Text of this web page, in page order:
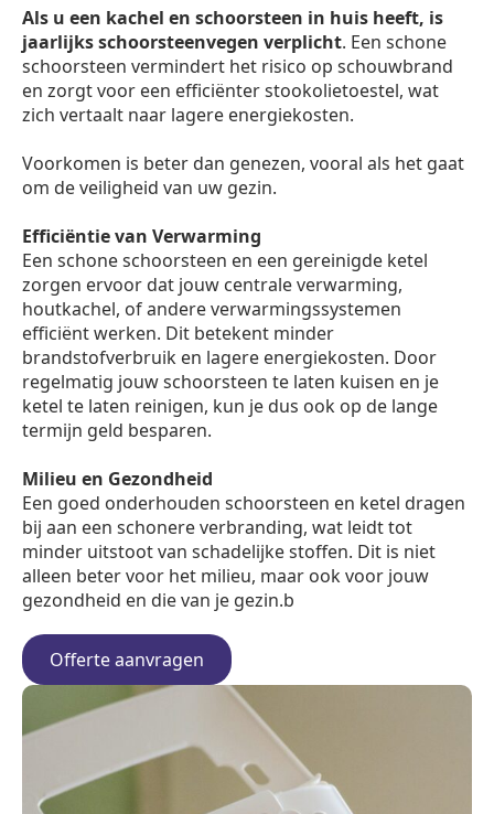
Als u een kachel en schoorsteen in huis heeft, is
jaarlijks schoorsteenvegen verplicht. Een schone
schoorsteen vermindert het risico op schouwbrand
en zorgt voor een efficiënter stookolietoestel, wat
zich vertaalt naar lagere energiekosten.
Voorkomen is beter dan genezen, vooral als het gaat
om de veiligheid van uw gezin.
Efficiëntie van Verwarming
Een schone schoorsteen en een gereinigde ketel
zorgen ervoor dat jouw centrale verwarming,
houtkachel, of andere verwarmingssystemen
efficiënt werken. Dit betekent minder
brandstofverbruik en lagere energiekosten. Door
regelmatig jouw schoorsteen te laten kuisen en je
ketel te laten reinigen, kun je dus ook op de lange
termijn geld besparen.
Milieu en Gezondheid
Een goed onderhouden schoorsteen en ketel dragen
bij aan een schonere verbranding, wat leidt tot
minder uitstoot van schadelijke stoffen. Dit is niet
alleen beter voor het milieu, maar ook voor jouw
gezondheid en die van je gezin.b
Offerte aanvragen